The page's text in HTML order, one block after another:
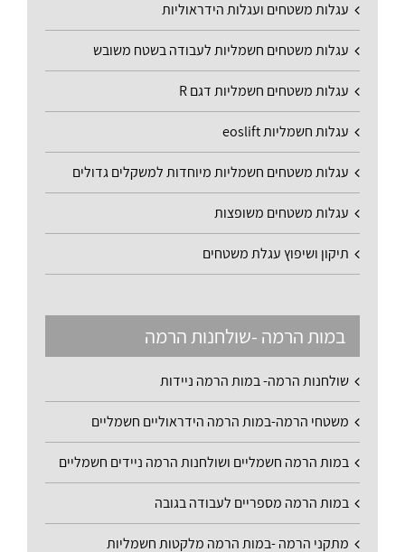
עגלות משטחים ועגלות הידראוליות
עגלות משטחים חשמליות לעבודה בשטח משובש
עגלות משטחים חשמליות דגם R
עגלות חשמליות eoslift
עגלות משטחים חשמליות מיוחדות למשקלים גדולים
עגלות משטחים משופצות
תיקון ושיפוץ עגלת משטחים
במות הרמה -שולחנות הרמה
שולחנות הרמה- במות הרמה ניידות
משטחי הרמה-במות הרמה הידראוליים חשמליים
במות הרמה חשמליים ושולחנות הרמה ניידים חשמליים
במות הרמה מספריים לעבודה בגובה
מתקני הרמה -במות הרמה מלקטות חשמליות